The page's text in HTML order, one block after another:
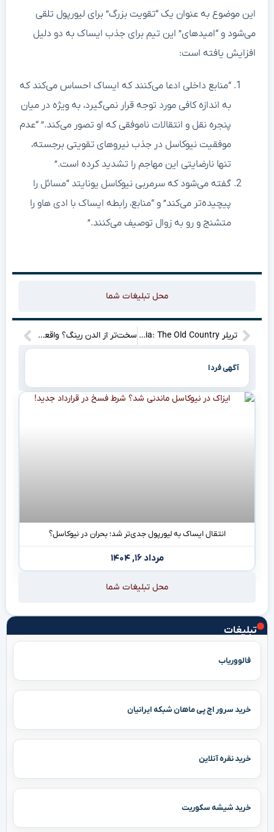
تبلیغات
فالووریاب
خرید سرور اچ پی ماهان شبکه ایرانیان
خرید نقره آنلاین
خرید شیشه سکوریت
این موضوع به عنوان یک “تقویت بزرگ” برای لیورپول تلقی
می‌شود و “امیدهای” این تیم برای جذب ایساک به دو دلیل
افزایش یافته است:
“منابع داخلی ادعا می‌کنند که ایساک احساس می‌کند که
به اندازه کافی مورد توجه قرار نمی‌گیرد، به ویژه در میان
پنجره نقل و انتقالات ناموفقی که او تصور می‌کند.” “عدم
موفقیت نیوکاسل در جذب نیروهای تقویتی برجسته،
تنها نارضایتی این مهاجم را تشدید کرده است.”
گفته می‌شود که سرمربی نیوکاسل یونایتد “مسائل را
پیچیده‌تر می‌کند” و “منابع، رابطه ایساک با ادی هاو را
متشنج و رو به زوال توصیف می‌کنند.”
محل تبلیغات شما
تریلر Mafia: The Old Country غوغا به پا کرد! تاریخ انتشار لو رفت؟ (منتظر یه شوک باش!) سخت‌تر از الدن رینگ؟ واقعیت Phantom Blade Zero شوکه‌تان می‌کند!
آگهی فردا
انتقال ایساک به لیورپول جدی‌تر شد؛ بحران در نیوکاسل؟
مرداد ۱۶, ۱۴۰۴
محل تبلیغات شما